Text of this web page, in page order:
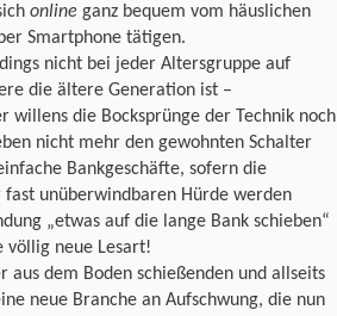
online ganz bequem vom häuslichen
Smartphone tätigen.
nicht bei jeder Altersgruppe auf
die ältere Generation ist –
die Bocksprünge der Technik noch
nicht mehr den gewohnten Schalter
Bankgeschäfte, sofern die
unüberwindbaren Hürde werden
„etwas auf die lange Bank schieben“
völlig neue Lesart!
aus dem Boden schießenden und allseits
neue Branche an Aufschwung, die nun